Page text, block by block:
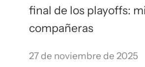
final de los playoffs:
compañeras
27 de noviembre de 2025